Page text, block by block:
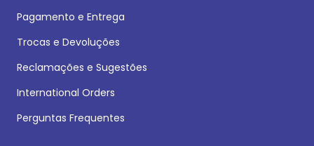
Pagamento e Entrega
Trocas e Devoluções
Reclamações e Sugestões
International Orders
Perguntas Frequentes